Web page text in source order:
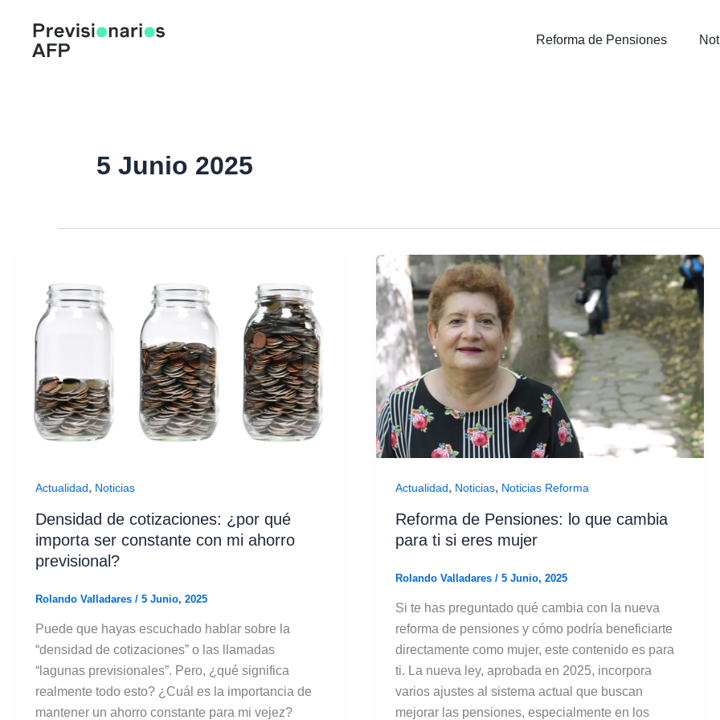
contenido
Reforma de Pensiones
5 Junio 2025
Actualidad, Noticias
Densidad de cotizaciones: ¿por qué
importa ser constante con mi ahorro
previsional?
Rolando Valladares / 5 Junio, 2025
Puede que hayas escuchado hablar sobre la
“densidad de cotizaciones” o las llamadas
“lagunas previsionales”. Pero, ¿qué significa
realmente todo esto? ¿Cuál es la importancia de
mantener un ahorro constante para mi vejez?
Actualidad, Noticias, Noticias Reforma
Reforma de Pensiones: lo que cambia
para ti si eres mujer
Rolando Valladares / 5 Junio, 2025
Si te has preguntado qué cambia con la nueva
reforma de pensiones y cómo podría beneficiarte
directamente como mujer, este contenido es para
ti. La nueva ley, aprobada en 2025, incorpora
varios ajustes al sistema actual que buscan
mejorar las pensiones, especialmente en los